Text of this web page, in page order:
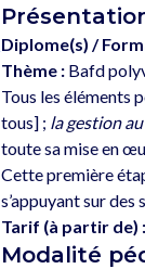
Diplome(s) /
Thème : Bafd
Tous les éléments
tous] ; la gestion
toute sa mise en
Cette première
Tarif (à partir de) :
Modalité